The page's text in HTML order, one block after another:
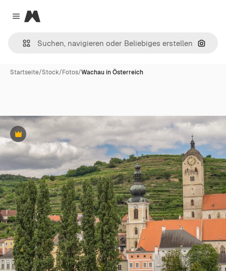
Close menu
Magnific
Nach
Startseite/Stock/Fotos/Wachau in Österreich
Premium